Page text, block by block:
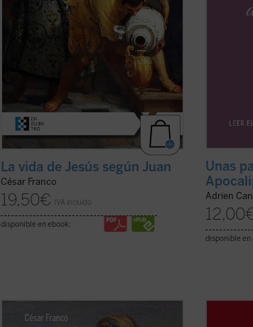
La vida de Jesús según Juan
César Franco
19,50€ IVA incluido
disponible en ebook:
Unas
Adrien
12,00
disponible en
Los encuentros narrados en el evangelio